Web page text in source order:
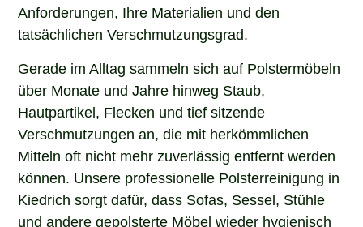
Anforderungen, Ihre Materialien und den
tatsächlichen Verschmutzungsgrad.
Gerade im Alltag sammeln sich auf Polstermöbeln
über Monate und Jahre hinweg Staub,
Hautpartikel, Flecken und tief sitzende
Verschmutzungen an, die mit herkömmlichen
Mitteln oft nicht mehr zuverlässig entfernt werden
können. Unsere professionelle Polsterreinigung in
Kiedrich sorgt dafür, dass Sofas, Sessel, Stühle
und andere gepolsterte Möbel wieder hygienisch